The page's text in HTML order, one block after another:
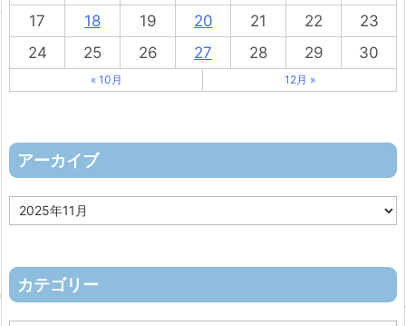
17
18 19 20 21 22
23
24
25 26 27 28 29 30
« 10月 12月 »
アーカイブ
ア
ー
ブ
カテゴリー